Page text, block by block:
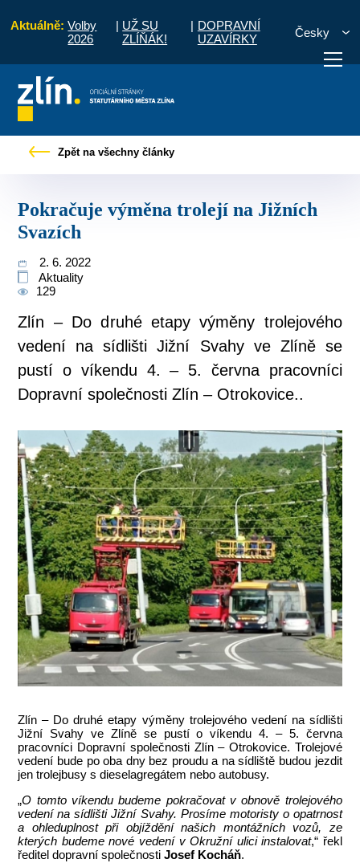
Aktuálně: Volby
2026
| UŽ SU
ZLÍŇÁK!
| DOPRAVNÍ
UZAVÍRKY
Česky
vyřídit Potřebuji zaplatit
Zpět na všechny články
Pokračuje výměna trolejí na Jižních
Svazích
2. 6. 2022
Aktuality
129
Zlín – Do druhé etapy výměny trolejového
vedení na sídlišti Jižní Svahy ve Zlíně se
pustí o víkendu 4. – 5. června pracovníci
Dopravní společnosti Zlín – Otrokovice..
Zlín – Do druhé etapy výměny trolejového vedení na sídlišti
Jižní Svahy ve Zlíně se pustí o víkendu 4. – 5. června
pracovníci Dopravní společnosti Zlín – Otrokovice. Trolejové
vedení bude po oba dny bez proudu a na sídliště budou jezdit
jen trolejbusy s dieselagregátem nebo autobusy.
„O tomto víkendu budeme pokračovat v obnově trolejového
vedení na sídlišti Jižní Svahy. Prosíme motoristy o opatrnost
a ohleduplnost při objíždění našich montážních vozů, ze
kterých budeme nové vedení v Okružní ulici instalovat,“ řekl
ředitel dopravní společnostiJosef Kocháň.